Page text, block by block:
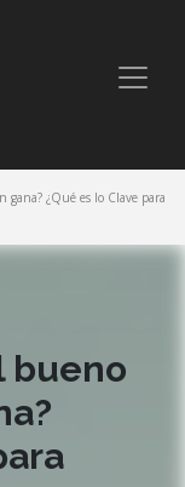
¿Qué es lo Clave para
bueno